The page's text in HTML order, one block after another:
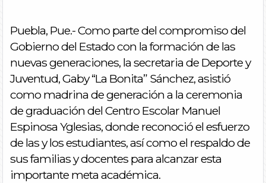
Puebla, Pue.- Como parte del compromiso del
Gobierno del Estado con la formación de las
nuevas generaciones, la secretaria de Deporte y
Juventud, Gaby “La Bonita” Sánchez, asistió
como madrina de generación a la ceremonia
de graduación del Centro Escolar Manuel
Espinosa Yglesias, donde reconoció el esfuerzo
de las y los estudiantes, así como el respaldo de
sus familias y docentes para alcanzar esta
importante meta académica.